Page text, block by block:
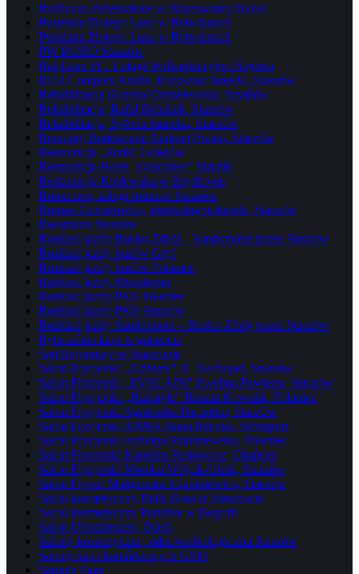
Publiczne Przedszkole w Wiązownicy Dużej
Pustelnia Złotego Lasu w Rytwianach
Pustelnia Złotego Lasu w Rytwianach
PW ROBO Staszów
Raf-Gum SC. Usługi Wulkanizacyjne Bogoria
REH Complex Analis, Krzysztof Janecki, Staszów
Rehabilitacja Bożena Chmielewska, Szydłów
Rehabilitacja, Rafał Belusiak, Staszów
Rehabilitacja, Sylwia Janecka, Staszów
Remonty Budowlane Andrzej Pruski, Staszów
Restauracja „Perła” Golejów
Restauracja Hotel „Gościniec” Strużki
Restauracja Królewska w Szydłowie
Rolnictwo, usługi rolnicze Staszów
Roman Gorostowicz, ginekolog położnik, Staszów
Rossmann Staszów
Rozkład jazdy Busko-Zdrój – Sandomierz przez Staszów
Rozkład jazdy busów Gryf
Rozkład jazdy busów Połaniec
Rozkład jazdy Muszkieter
Rozkład jazdy PKS Połaniec
Rozkład jazdy PKS Staszów
Rozkład jazdy Sandomierz – Busko-Zdrój przez Staszów
Rytwiański karp w galarecie
Sąd Rejonowy w Staszowie
Salon Fryzjerski „Elżbieta”, E. Suchojad, Staszów
Salon Fryzjerski „EVELAIN” Ewelina Pawlęga, Staszów
Salon Fryzjerski „Hairstyle” Renata Kowalik, Połaniec
Salon Fryzjerski Agnieszka Poczobut, Staszów
Salon Fryzjerski ANNA Anna Reczko, Strzegom
Salon Fryzjerski Jadwiga Staniszewska, Połaniec
Salon Fryzjerski Karolina Rejnowicz, Chańcza
Salon Fryzjerski Monika Wójcik-Utnik, Staszów
Salon Fryzur Małgorzata Adamkiewicz, Staszów
Salon kosmetyczny Bella Rosa w Staszowie
Salon kosmetyczny Paradise w Bogorii
Salon Ubezpieczeń, Osiek
Salony kosmetyczne, odnowa biologiczna Staszów
Salony sieci komórkowych GSM
Sample Page